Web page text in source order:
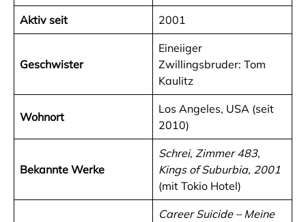
Aktiv seit 2001
Geschwister
Eineiiger
Zwillingsbruder: Tom
Kaulitz
Wohnort
Los Angeles, USA (seit
2010)
Bekannte Werke
Schrei, Zimmer 483,
Kings of Suburbia, 2001
(mit Tokio Hotel)
Career Suicide – Meine